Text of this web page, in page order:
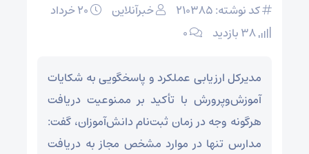
کد نوشته: 210385 خبرآنلاین
۰
مدیرکل ارزیابی عملکرد و پاسخگویی به شکایات
آموزش‌وپرورش با تأکید بر ممنوعیت دریافت
هرگونه وجه در زمان ثبت‌نام دانش‌آموزان، گفت:
مدارس تنها در موارد مشخص مجاز به دریافت